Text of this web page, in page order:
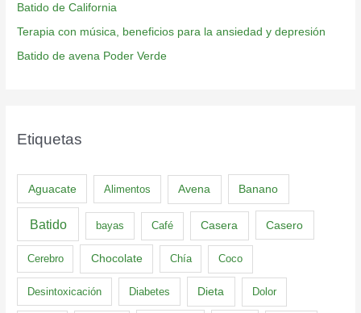
Batido de California
Terapia con música, beneficios para la ansiedad y depresión
Batido de avena Poder Verde
Etiquetas
Aguacate Alimentos Avena Banano
Batido bayas Café Casera Casero
Cerebro Chocolate Chía Coco
Desintoxicación Diabetes Dieta Dolor